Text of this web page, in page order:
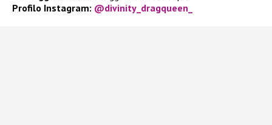
Profilo Instagram: @divinity_dragqueen_